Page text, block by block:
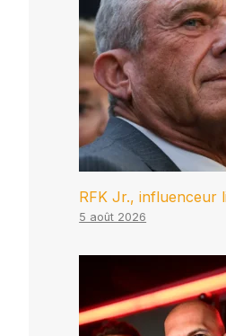
RFK Jr., influenceur
5 août 2026